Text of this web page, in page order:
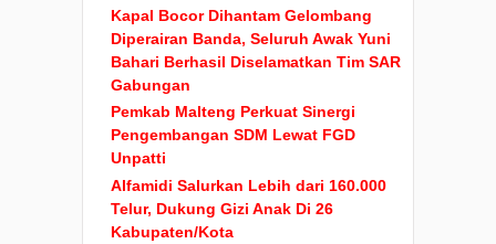
Kapal Bocor Dihantam Gelombang
Diperairan Banda, Seluruh Awak Yuni
Bahari Berhasil Diselamatkan Tim SAR
Gabungan
Pemkab Malteng Perkuat Sinergi
Pengembangan SDM Lewat FGD
Unpatti
Alfamidi Salurkan Lebih dari 160.000
Telur, Dukung Gizi Anak Di 26
Kabupaten/Kota